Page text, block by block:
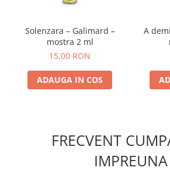
Solenzara – Galimard –
mostra 2 ml
15,00 RON
ADAUGA IN COS
A
FRECVENT
IMPREUNA